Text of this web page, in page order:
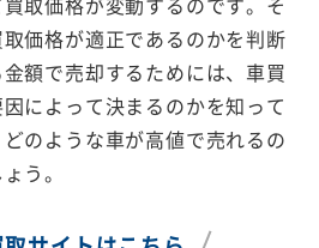
価格が適正であるのかを判断
額で売却するためには、車買
によって決まるのかを知って
のような車が高値で売れるの
う。